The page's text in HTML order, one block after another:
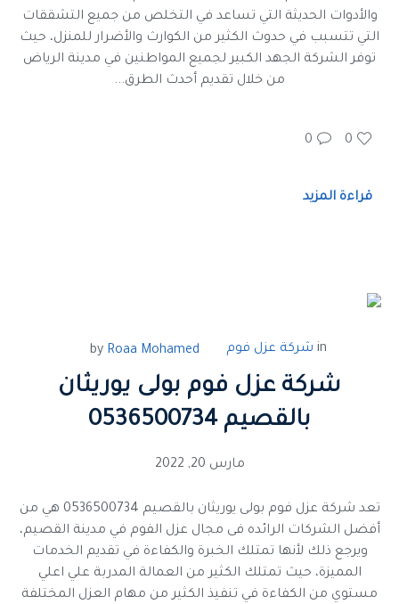
والأدوات الحديثة التي تساعد في التخلص من جميع التشققات
التي تتسبب في حدوث الكثير من الكوارث والأضرار للمنزل، حيث
توفر الشركة الجهد الكبير لجميع المواطنين في مدينة الرياض
من خلال تقديم أحدث الطرق...
0
0
قراءة المزيد
in شركة عزل فوم by Roaa Mohamed
شركة عزل فوم بولى يوريثان
بالقصيم 0536500734
مارس 20, 2022
تعد شركة عزل فوم بولى يوريثان بالقصيم 0536500734 هي من
أفضل الشركات الرائده فى مجال عزل الفوم في مدينة القصيم،
ويرجع ذلك لأنها تمتلك الخبرة والكفاءة في تقديم الخدمات
المميزة، حيث تمتلك الكثير من العمالة المدربة علي اعلي
مستوي من الكفاءة في تنفيذ الكثير من مهام العزل المختلفة